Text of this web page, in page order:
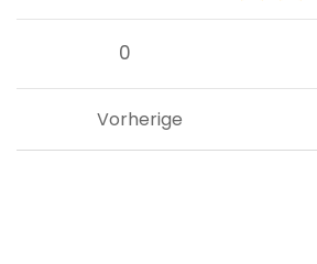
0
Vorherige